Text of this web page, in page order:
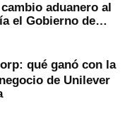
aduanero al
el Gobierno de
qué ganó con la
de Unilever